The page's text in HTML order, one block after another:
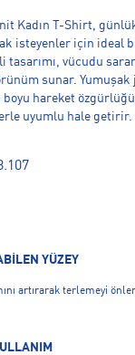
Kadın T-Shirt,
isteyenler için ideal
tasarımı, vücudu
sunar. Yumuşak
hareket
uyumlu hale getirir.
YÜZEY
artırarak terlemeyi